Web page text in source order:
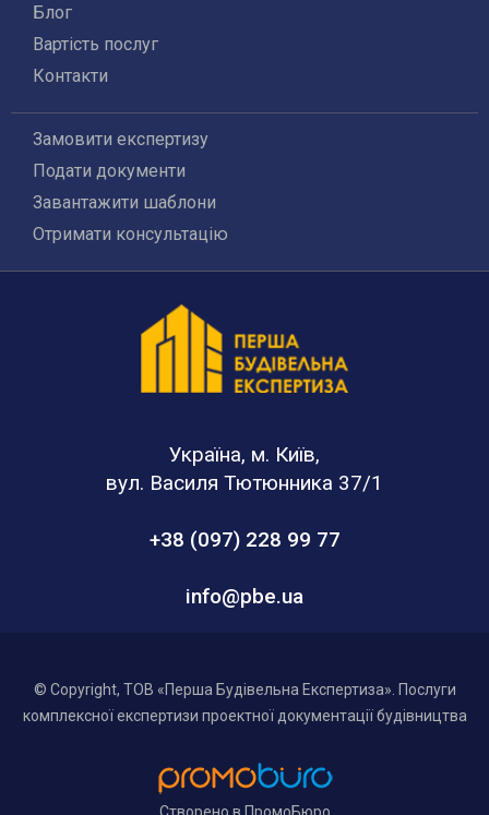
Блог
Вартість послуг
Контакти
Замовити експертизу
Подати документи
Завантажити шаблони
Отримати консультацію
Україна, м. Київ,
вул. Василя Тютюнника 37/1
+38 (097) 228 99 77
info@pbe.ua
© Copyright, ТОВ «Перша Будівельна Експертиза». Послуги
комплексної експертизи проектної документації будівництва